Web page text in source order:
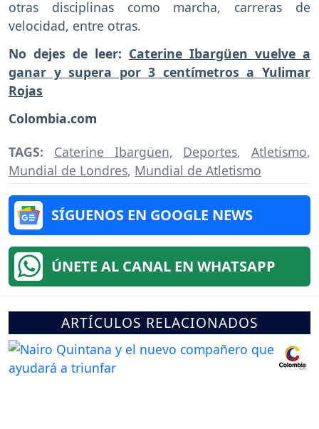
otras disciplinas como marcha, carreras de
velocidad, entre otras.
No dejes de leer: Caterine Ibargüen vuelve a
ganar y supera por 3 centímetros a Yulimar
Rojas
Colombia.com
TAGS: Caterine Ibargüen, Deportes, Atletismo,
Mundial de Londres, Mundial de Atletismo
SÍGUENOS EN GOOGLE NEWS
ÚNETE AL CANAL EN WHATSAPP
ARTÍCULOS RELACIONADOS